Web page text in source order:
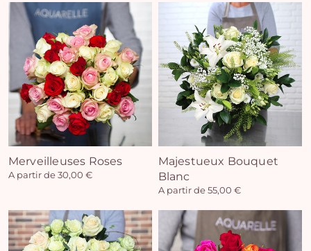
Merveilleuses Roses
A partir de 30,00 €
Majestueux Bouquet
Blanc
A partir de 55,00 €